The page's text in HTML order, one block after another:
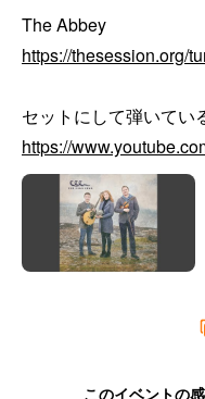
https://thesession.org/
https://
このイベントの